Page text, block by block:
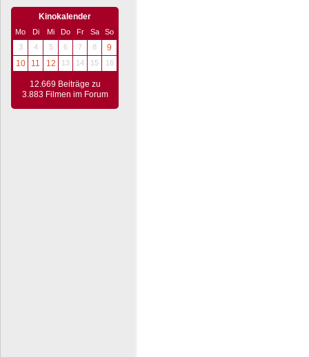
Kinokalender
Mo Di Mi Do Fr Sa
So
3
4 5 6 7 8
9
10
11 12 13 14 15 16
12.669 Beiträge zu
3.883 Filmen im Forum